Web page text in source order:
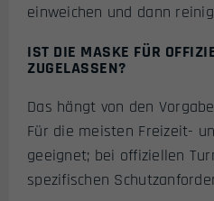
einweichen und dann
IST DIE MASKE FÜR
ZUGELASSEN?
Das hängt von den
Für die meisten Freizeit-
geeignet; bei offiziellen
spezifischen